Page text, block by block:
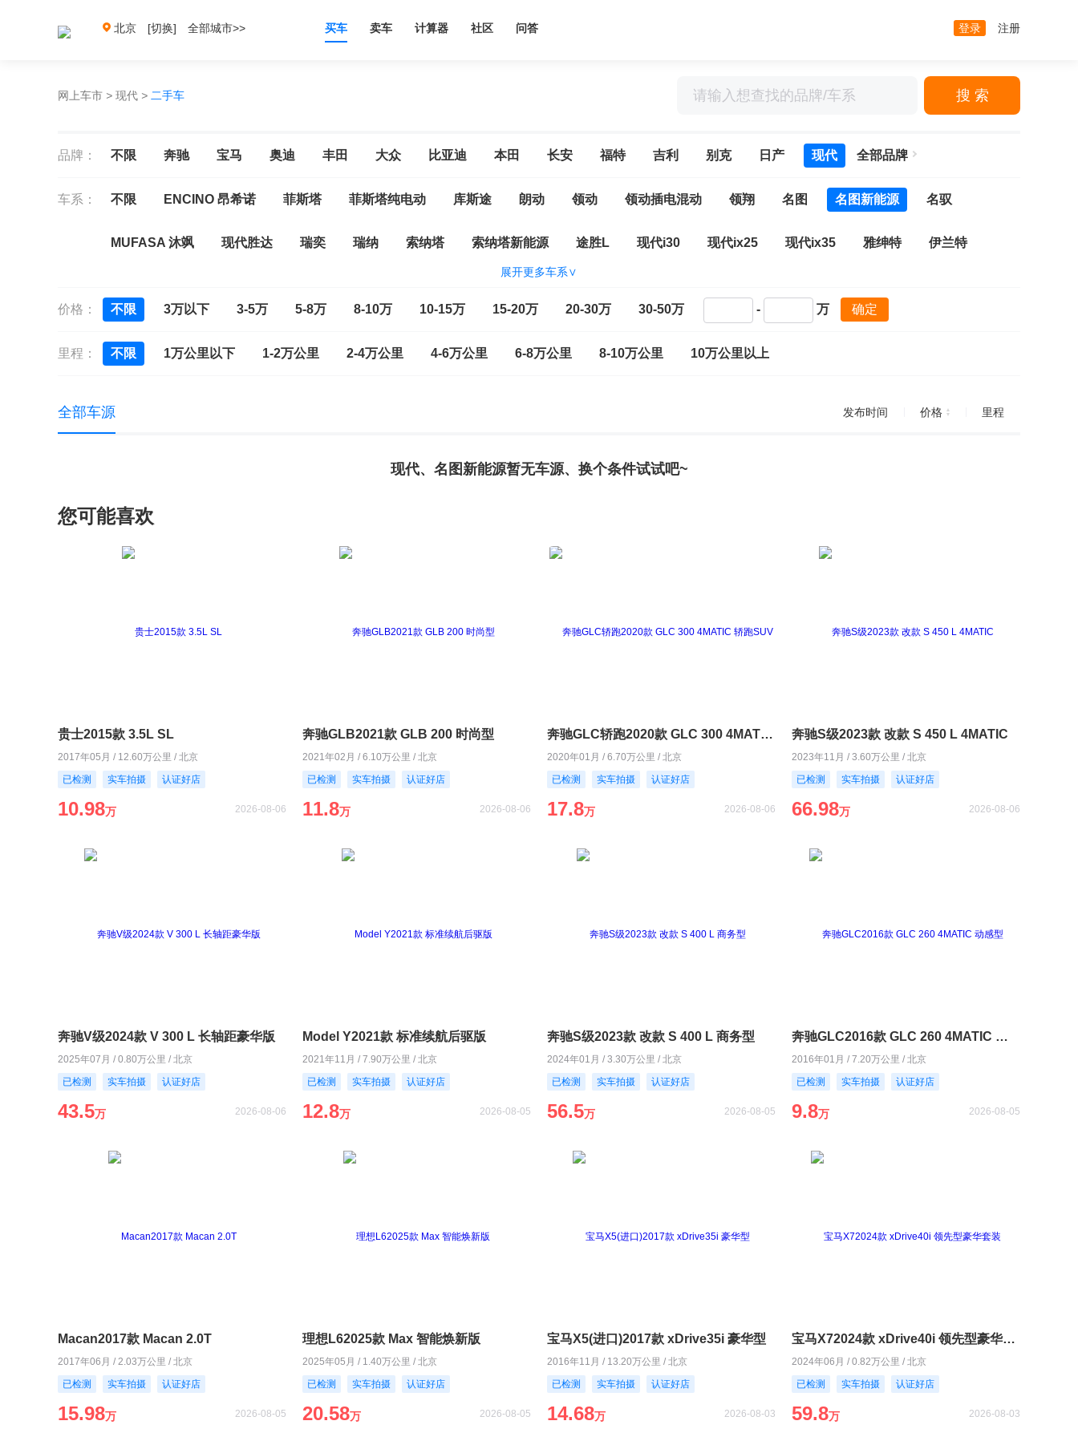
北京 [切换] 全部城市>> 买车 卖车 计算器 社区 问答 登录 注册
网上车市 > 现代 > 二手车 搜 索
品牌： 不限 奔驰 宝马 奥迪 丰田 大众 比亚迪 本田 长安 福特 吉利 别克 日产 现代 全部品牌
车系： 不限 ENCINO 昂希诺 菲斯塔 菲斯塔纯电动 库斯途 朗动 领动 领动插电混动 领翔 名图 名图新能源 名驭
MUFASA 沐飒 现代胜达 瑞奕 瑞纳 索纳塔 索纳塔新能源 途胜L 现代i30 现代ix25 现代ix35 雅绅特 伊兰特
展开更多车系∨
价格： 不限 3万以下 3-5万 5-8万 8-10万 10-15万 15-20万 20-30万 30-50万 - 万 确定
里程： 不限 1万公里以下 1-2万公里 2-4万公里 4-6万公里 6-8万公里 8-10万公里 10万公里以上
全部车源 发布时间 价格 里程
现代、名图新能源暂无车源、换个条件试试吧~
您可能喜欢
贵士2015款 3.5L SL
2017年05月 / 12.60万公里 / 北京
已检测
实车拍摄 认证好店
10.98万 2026-08-06
奔驰GLB2021款 GLB 200 时尚型
2021年02月 / 6.10万公里 / 北京
已检测
实车拍摄 认证好店
11.8万 2026-08-06
奔驰GLC轿跑2020款 GLC 300 4MATIC 轿跑SUV
2020年01月 / 6.70万公里 / 北京
已检测
实车拍摄 认证好店
17.8万 2026-08-06
奔驰S级2023款 改款 S 450 L 4MATIC
2023年11月 / 3.60万公里 / 北京
已检测
实车拍摄 认证好店
66.98万 2026-08-06
奔驰V级2024款 V 300 L 长轴距豪华版
2025年07月 / 0.80万公里 / 北京
已检测
实车拍摄 认证好店
43.5万 2026-08-06
Model Y2021款 标准续航后驱版
2021年11月 / 7.90万公里 / 北京
已检测
实车拍摄 认证好店
12.8万 2026-08-05
奔驰S级2023款 改款 S 400 L 商务型
2024年01月 / 3.30万公里 / 北京
已检测
实车拍摄 认证好店
56.5万 2026-08-05
奔驰GLC2016款 GLC 260 4MATIC 动感型
2016年01月 / 7.20万公里 / 北京
已检测
实车拍摄 认证好店
9.8万 2026-08-05
Macan2017款 Macan 2.0T
2017年06月 / 2.03万公里 / 北京
已检测
实车拍摄 认证好店
15.98万 2026-08-05
理想L62025款 Max 智能焕新版
2025年05月 / 1.40万公里 / 北京
已检测
实车拍摄 认证好店
20.58万 2026-08-05
宝马X5(进口)2017款 xDrive35i 豪华型
2016年11月 / 13.20万公里 / 北京
已检测
实车拍摄 认证好店
14.68万 2026-08-03
宝马X72024款 xDrive40i 领先型豪华套装
2024年06月 / 0.82万公里 / 北京
已检测
实车拍摄 认证好店
59.8万 2026-08-03